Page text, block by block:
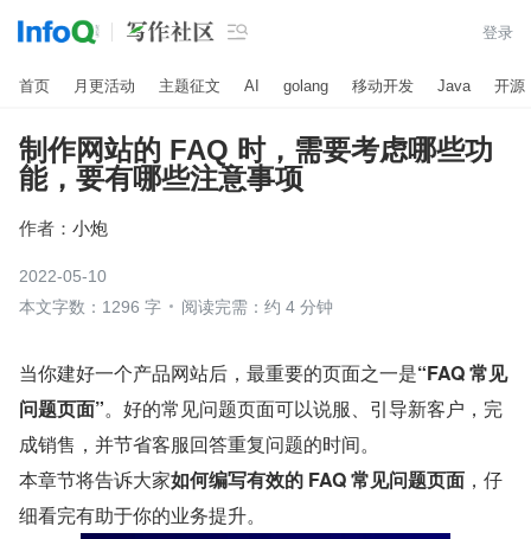
 登录
首页 月更活动 主题征文 AI golang 移动开发 Java 开源
制作网站的 FAQ 时，需要考虑哪些功
能，要有哪些注意事项
作者： 小炮
2022-05-10
本文字数：1296 字
阅读完需：约 4 分钟
当你建好一个产品网站后，最重要的页面之一是“FAQ 常见
问题页面”。好的常见问题页面可以说服、引导新客户，完
成销售，并节省客服回答重复问题的时间。
本章节将告诉大家如何编写有效的 FAQ 常见问题页面 ，仔
细看完有助于你的业务提升。